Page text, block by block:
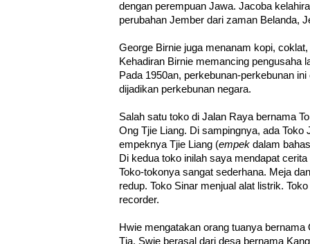
dengan perempuan Jawa. Jacoba
perubahan Jember dari zaman Belanda,
George Birnie juga menanam kopi,
Kehadiran Birnie memancing pengusaha
Pada 1950an, perkebunan-perkebunan
dijadikan perkebunan negara.
Salah satu toko di Jalan Raya bernama
Ong Tjie Liang. Di sampingnya, ada Toko
empeknya Tjie Liang (empek dalam
Di kedua toko inilah saya mendapat
Toko-tokonya sangat sederhana. Meja
redup. Toko Sinar menjual alat listrik.
recorder.
Hwie mengatakan orang tuanya
Tja. Swie berasal dari desa bernama